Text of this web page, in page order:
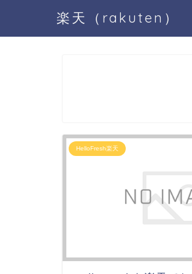
楽天（rakuten）
HelloFresh楽天